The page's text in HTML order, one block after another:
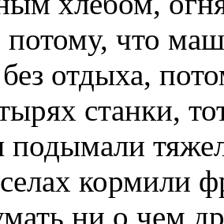
что
отдыха,
станки,
кормили
ни о чем